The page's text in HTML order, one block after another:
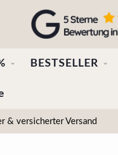
BESTSELLER
& versicherter Versand